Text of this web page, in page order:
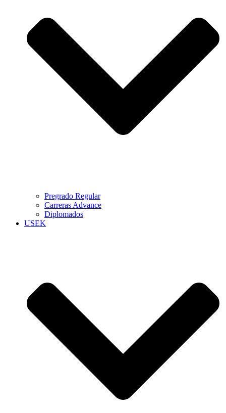
Pregrado Regular
Carreras Advance
Diplomados
USEK